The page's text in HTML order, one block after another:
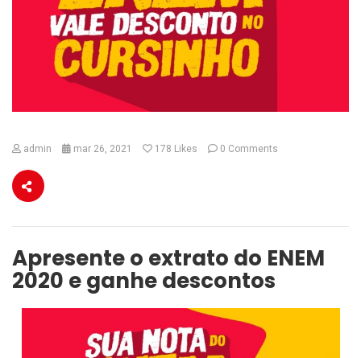
admin mar 26, 2021 178 Likes 0 Comments
Apresente o extrato do ENEM
2020 e ganhe descontos